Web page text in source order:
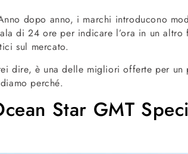
dopo anno, i marchi introducono
di 24 ore per indicare l’ora in un altro
sul mercato.
dire, è una delle migliori offerte per un
perché.
Star GMT